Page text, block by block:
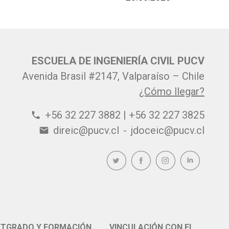
ESCUELA DE INGENIERÍA CIVIL PUCV
Avenida Brasil #2147, Valparaíso – Chile
¿Cómo llegar?
phone +56 32 227 3882 | +56 32 227 3825
email direic@pucv.cl - jdoceic@pucv.cl